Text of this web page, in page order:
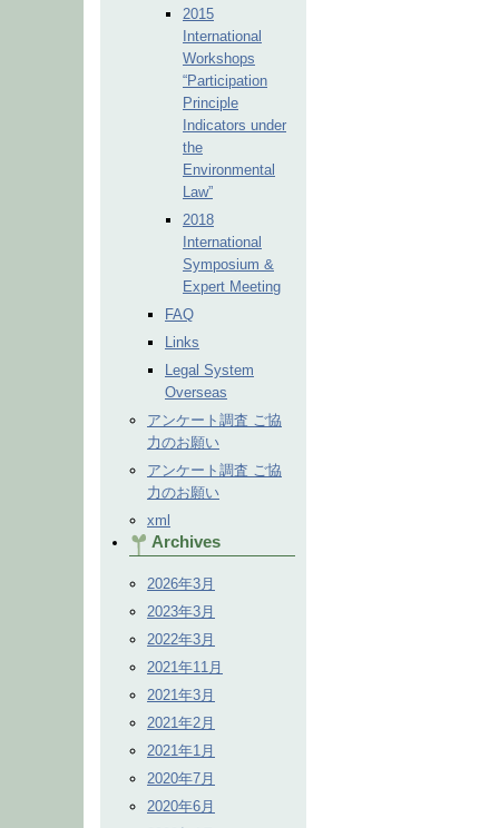
2015
International
Workshops
“Participation
Principle
Indicators under
the
Environmental
Law”
2018
International
Symposium &
Expert Meeting
FAQ
Links
Legal System
Overseas
アンケート調査 ご協
力のお願い
アンケート調査 ご協
力のお願い
xml
Archives
2026年3月
2023年3月
2022年3月
2021年11月
2021年3月
2021年2月
2021年1月
2020年7月
2020年6月